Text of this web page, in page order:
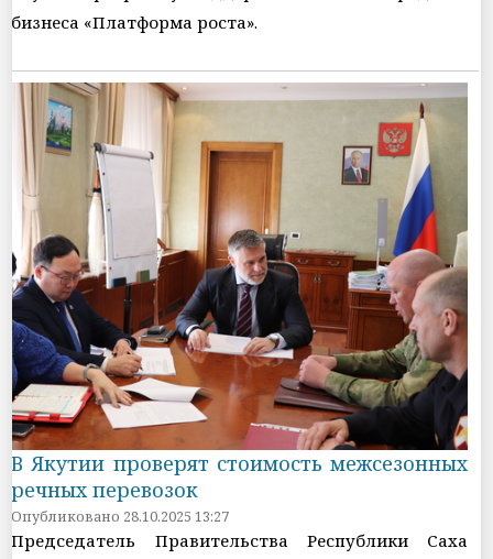
бизнеса «Платформа роста».
В Якутии проверят стоимость межсезонных
речных перевозок
Опубликовано 28.10.2025 13:27
Председатель Правительства Республики Саха